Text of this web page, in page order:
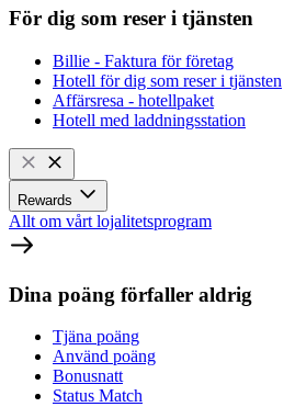
För dig som reser i tjänsten
Billie - Faktura för företag
Hotell för dig som reser i tjänsten
Affärsresa - hotellpaket
Hotell med laddningsstation
Rewards
Allt om vårt lojalitetsprogram
Dina poäng förfaller aldrig
Tjäna poäng
Använd poäng
Bonusnatt
Status Match